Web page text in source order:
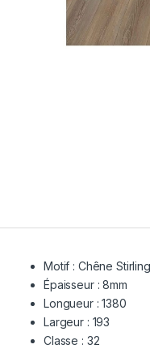
Motif : Chêne
Épaisseur : 8mm
Longueur : 1380
Largeur : 193
Classe : 32